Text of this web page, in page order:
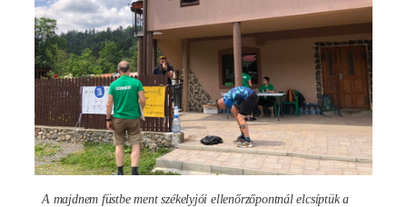
A majdnem füstbe ment székelyjói ellenőrzőpontnál elcsíptük a